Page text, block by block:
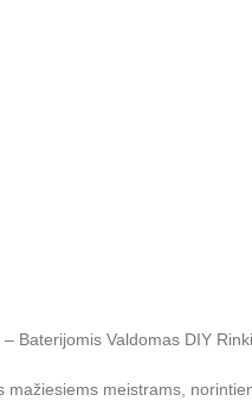
Baterijomis Valdomas DIY
meistrams,